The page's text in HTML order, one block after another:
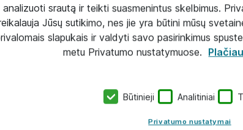
analizuoti srautą ir teikti suasmenintus skelbimus.
Jūsų sutikimo, nes jie yra būtini mūsų
slapukais ir valdyti savo pasirinkimus
metu Privatumo nustatymuose.
Būtinieji Analitiniai
Privatumo nustatymai